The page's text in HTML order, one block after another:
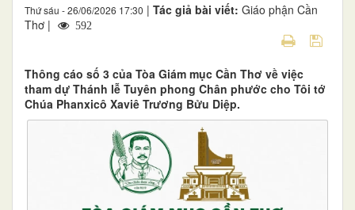
Thứ sáu - 26/06/2026 17:30 | Tác giả bài viết: Giáo phận Cần
Thơ |
592
Thông cáo số 3 của Tòa Giám mục Cần Thơ về việc
tham dự Thánh lễ Tuyên phong Chân phước cho Tôi tớ
Chúa Phanxicô Xaviê Trương Bửu Diệp.